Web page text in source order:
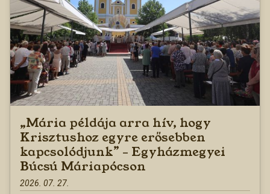
„Mária példája arra hív, hogy
Krisztushoz egyre erősebben
kapcsolódjunk” – Egyházmegyei
Búcsú Máriapócson
2026. 07. 27.